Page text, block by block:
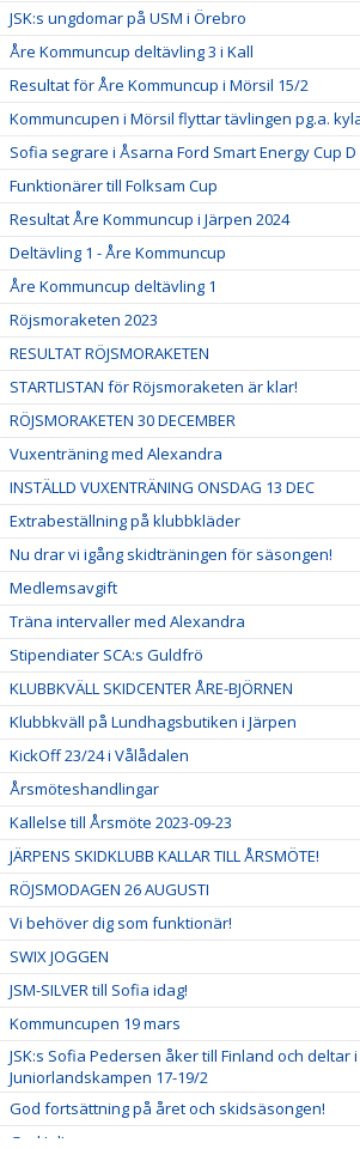
JSK:s ungdomar på USM i Örebro
Åre Kommuncup deltävling 3 i Kall
Resultat för Åre Kommuncup i Mörsil 15/2
Kommuncupen i Mörsil flyttar tävlingen pg.a.
Sofia segrare i Åsarna Ford Smart Energy Cup D
Funktionärer till Folksam Cup
Resultat Åre Kommuncup i Järpen 2024
Deltävling 1 - Åre Kommuncup
Åre Kommuncup deltävling 1
Röjsmoraketen 2023
RESULTAT RÖJSMORAKETEN
STARTLISTAN för Röjsmoraketen är klar!
RÖJSMORAKETEN 30 DECEMBER
Vuxenträning med Alexandra
INSTÄLLD VUXENTRÄNING ONSDAG 13 DEC
Extrabeställning på klubbkläder
Nu drar vi igång skidträningen för säsongen!
Medlemsavgift
Träna intervaller med Alexandra
Stipendiater SCA:s Guldfrö
KLUBBKVÄLL SKIDCENTER ÅRE-BJÖRNEN
Klubbkväll på Lundhagsbutiken i Järpen
KickOff 23/24 i Vålådalen
Årsmöteshandlingar
Kallelse till Årsmöte 2023-09-23
JÄRPENS SKIDKLUBB KALLAR TILL ÅRSMÖTE!
RÖJSMODAGEN 26 AUGUSTI
Vi behöver dig som funktionär!
SWIX JOGGEN
JSM-SILVER till Sofia idag!
Kommuncupen 19 mars
JSK:s Sofia Pedersen åker till Finland och deltar i
Juniorlandskampen 17-19/2
God fortsättning på året och skidsäsongen!
God Jul!